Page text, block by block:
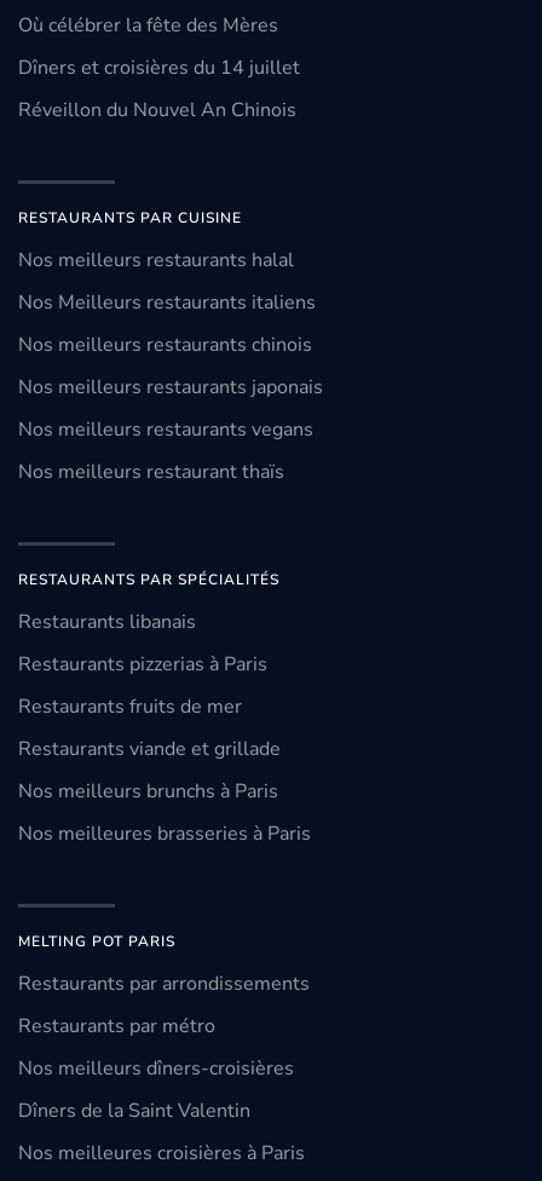
Où célébrer la fête des Mères
Dîners et croisières du 14 juillet
Réveillon du Nouvel An Chinois
RESTAURANTS PAR CUISINE
Nos meilleurs restaurants halal
Nos Meilleurs restaurants italiens
Nos meilleurs restaurants chinois
Nos meilleurs restaurants japonais
Nos meilleurs restaurants vegans
Nos meilleurs restaurant thaïs
RESTAURANTS PAR SPÉCIALITÉS
Restaurants libanais
Restaurants pizzerias à Paris
Restaurants fruits de mer
Restaurants viande et grillade
Nos meilleurs brunchs à Paris
Nos meilleures brasseries à Paris
MELTING POT PARIS
Restaurants par arrondissements
Restaurants par métro
Nos meilleurs dîners-croisières
Dîners de la Saint Valentin
Nos meilleures croisières à Paris